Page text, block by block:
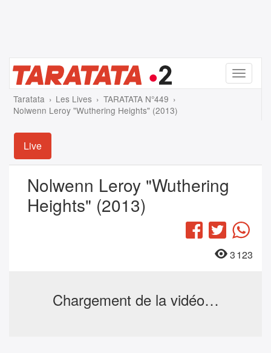
Menu
Taratata Les Lives
TARATATA N°449
Nolwenn Leroy "Wuthering Heights" (2013)
Live
Nolwenn Leroy "Wuthering
Heights" (2013)
Facebook
Twitter
3 123
Chargement de la vidéo…